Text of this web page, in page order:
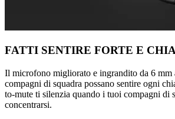
FATTI SENTIRE FORTE E
Il microfono migliorato e ingrandito da 6 mm
compagni di squadra possano sentire ogni
to-mute ti silenzia quando i tuoi compagni di
concentrarsi.